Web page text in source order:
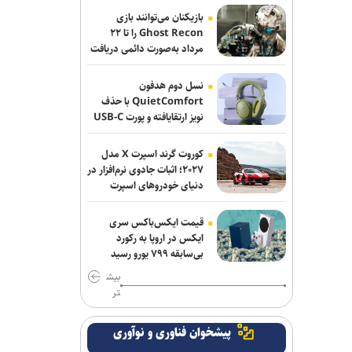
زیان میلیاردی برای رژیم صهیونیستی
تصاویر جدید از پهپاد‌های منهدم‌شده
آمریکا توسط سپاه
گفت‌وگوی تلفنی بن‌سلمان و مکرون درباره
امنیت منطقه و آبراه‌های حیاتی
واشنگتن‌پست: ترامپ در محافل خصوصی
از جی‌دی ونس برای انتخابات ۲۰۲۸ حمایت
می‌کند
شکایت متقابل همسر نتانیاهو از کارمند
سابق اقامتگاه نخست‌وزیری اسرائیل
یونیسف: در ۳۰۰ روز گذشته دست‌کم ۳۰۰
کودک فلسطینی در غزه جان باختند
رویترز: ده‌ها شرکت بزرگ آمریکایی هدف
حملات سایبری هکر‌ها قرار گرفتند
بازیکنان می‌توانند بازی
Ghost Recon را تا ۲۲
مرداد به‌صورت دائمی دریافت
کنند
نسل دوم هدفون
QuietComfort با حذف
نویز ارتقایافته و پورت USB-C
عرضه شد
کوروت گرند اسپرت X مدل
۲۰۲۷؛ اثبات جادوی نرم‌افزار در
دنیای خودروهای اسپرت
قیمت ایکس‌باکس سری
ایکس در اروپا به رکورد
بی‌سابقه ۷۹۹ یورو رسید
بیش
تر
پیشخوان فناوری و نوآوری